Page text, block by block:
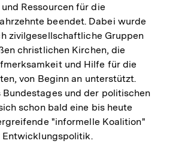
Ressourcen für die
beendet. Dabei wurde
zivilgesellschaftliche Gruppen
christlichen Kirchen, die
und Hilfe für die
von Beginn an unterstützt.
und der politischen
schon bald eine bis heute
"informelle Koalition"